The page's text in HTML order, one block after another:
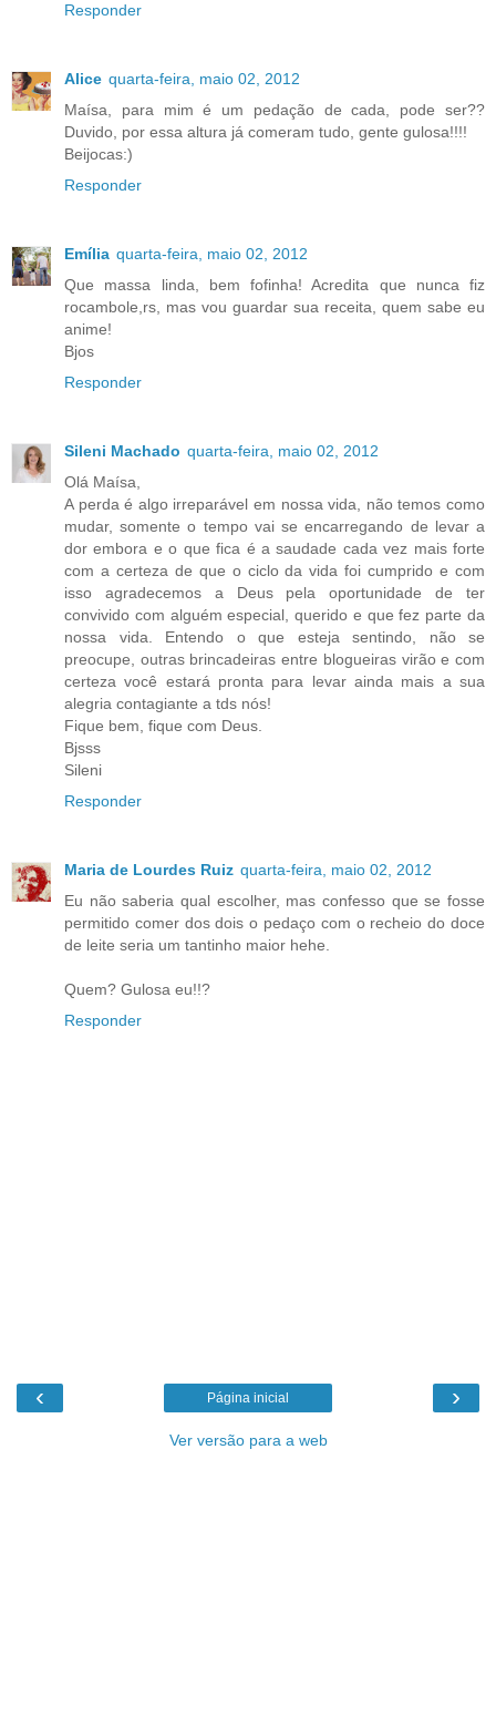
Responder
Alice quarta-feira, maio 02, 2012
Maísa, para mim é um pedação de cada, pode ser??
Duvido, por essa altura já comeram tudo, gente gulosa!!!!
Beijocas:)
Responder
Emília quarta-feira, maio 02, 2012
Que massa linda, bem fofinha! Acredita que nunca fiz
rocambole,rs, mas vou guardar sua receita, quem sabe eu
anime!
Bjos
Responder
Sileni Machado quarta-feira, maio 02, 2012
Olá Maísa,
A perda é algo irreparável em nossa vida, não temos como
mudar, somente o tempo vai se encarregando de levar a
dor embora e o que fica é a saudade cada vez mais forte
com a certeza de que o ciclo da vida foi cumprido e com
isso agradecemos a Deus pela oportunidade de ter
convivido com alguém especial, querido e que fez parte da
nossa vida. Entendo o que esteja sentindo, não se
preocupe, outras brincadeiras entre blogueiras virão e com
certeza você estará pronta para levar ainda mais a sua
alegria contagiante a tds nós!
Fique bem, fique com Deus.
Bjsss
Sileni
Responder
Maria de Lourdes Ruiz quarta-feira, maio 02, 2012
Eu não saberia qual escolher, mas confesso que se fosse
permitido comer dos dois o pedaço com o recheio do doce
de leite seria um tantinho maior hehe.
Quem? Gulosa eu!!?
Responder
‹ ›
Página inicial
Ver versão para a web